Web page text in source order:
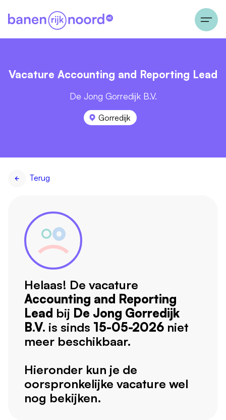
Vacature Accounting and Reporting Lead
De Jong Gorredijk B.V.
Gorredijk
Terug
Helaas! De vacature
Accounting and Reporting
Lead bij De Jong Gorredijk
B.V. is sinds 15-05-2026 niet
meer beschikbaar.
Hieronder kun je de
oorspronkelijke vacature wel
nog bekijken.